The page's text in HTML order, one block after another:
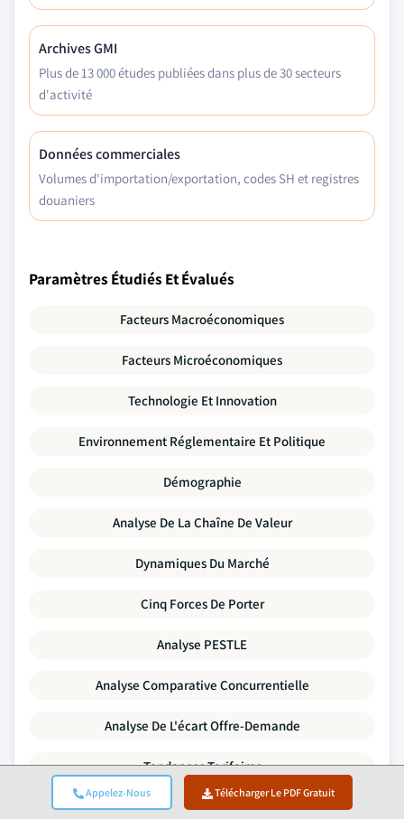
Appelez-Nous Télécharger Le PDF Gratuit
Archives GMI
Plus de 13 000 études publiées dans plus de 30 secteurs
d'activité
Données commerciales
Volumes d'importation/exportation, codes SH et registres
douaniers
Paramètres Étudiés Et Évalués
Facteurs Macroéconomiques
Facteurs Microéconomiques
Technologie Et Innovation
Environnement Réglementaire Et Politique
Démographie
Analyse De La Chaîne De Valeur
Dynamiques Du Marché
Cinq Forces De Porter
Analyse PESTLE
Analyse Comparative Concurrentielle
Analyse De L'écart Offre-Demande
Tendances Tarifaires
Analyse SWOT